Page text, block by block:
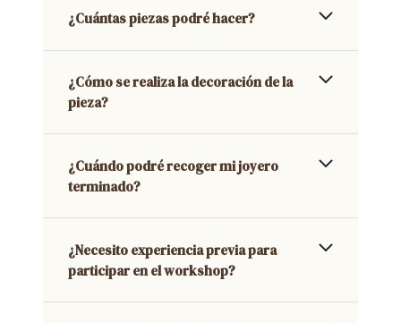
¿Cuántas piezas podré hacer?
¿Cómo se realiza la decoración de la
pieza?
¿Cuándo podré recoger mi joyero
terminado?
¿Necesito experiencia previa para
participar en el workshop?